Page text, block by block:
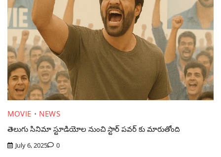
MOVIE
NEWS
తెలుగు సినిమా స్టూడియోల నుంచి స్టార్ పవర్ కు మారుతోంది
July 6, 2025 0